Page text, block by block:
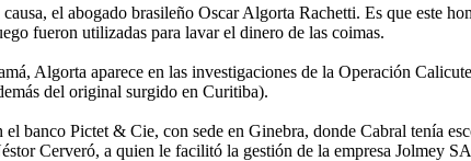
el abogado brasileño Oscar Algorta Rachetti. Es que este
fueron utilizadas para lavar el dinero de las coimas.
Algorta aparece en las investigaciones de la Operación
del original surgido en Curitiba).
banco Pictet & Cie, con sede en Ginebra, donde Cabral tenía
Cerveró, a quien le facilitó la gestión de la empresa Jolmey